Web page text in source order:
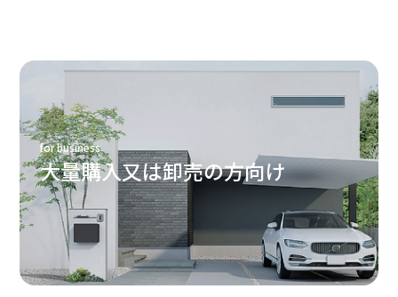
for business
大量購入又は卸売の方向け